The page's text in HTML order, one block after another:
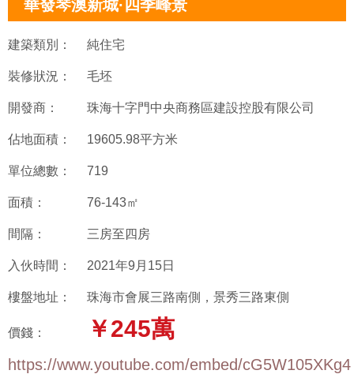
華發琴澳新城·四季峰景
建築類別： 純住宅
裝修狀況： 毛坯
開發商： 珠海十字門中央商務區建設控股有限公司
佔地面積： 19605.98平方米
單位總數： 719
面積： 76-143㎡
間隔： 三房至四房
入伙時間： 2021年9月15日
樓盤地址： 珠海市會展三路南側，景秀三路東側
價錢： ￥245萬
https://www.youtube.com/embed/cG5W105XKg4